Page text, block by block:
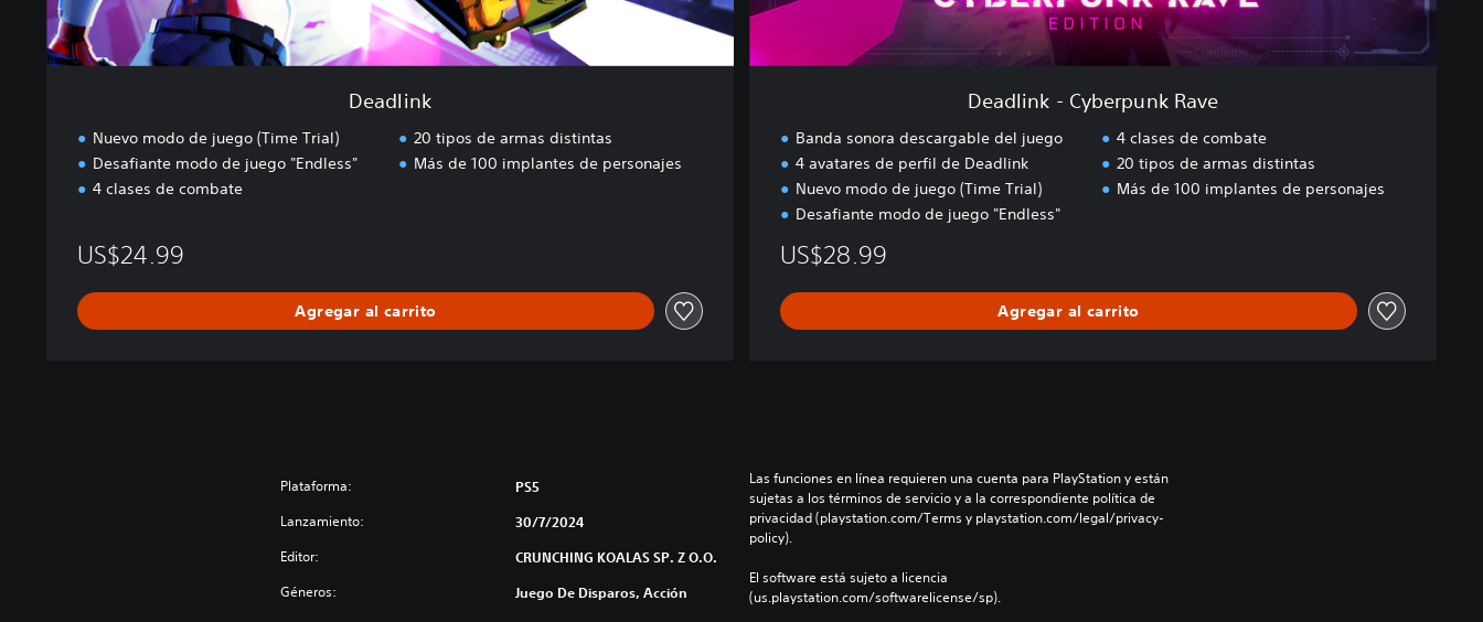
Deadlink
Nuevo modo de juego (Time Trial)
Desafiante modo de juego "Endless"
4 clases de combate
20 tipos de armas distintas
Más de 100 implantes de personajes
US$24.99
Agregar al carrito
p
n
Deadlink - Cyberpunk Rave
Banda sonora descargable del juego
4 avatares de perfil de Deadlink
Nuevo modo de juego (Time Trial)
Desafiante modo de juego "Endless"
4 clases de combate
20 tipos de armas distintas
Más de 100 implantes de personajes
US$28.99
Agregar al carrito
Plataforma: PS5
Lanzamiento: 30/7/2024
Editor: CRUNCHING KOALAS SP. Z O.O.
Géneros: Juego De Disparos, Acción
Las funciones en línea requieren una cuenta para PlayStation y están
sujetas a los términos de servicio y a la correspondiente política de
privacidad (playstation.com/Terms y playstation.com/legal/privacy-
policy).
El software está sujeto a licencia
(us.playstation.com/softwarelicense/sp).